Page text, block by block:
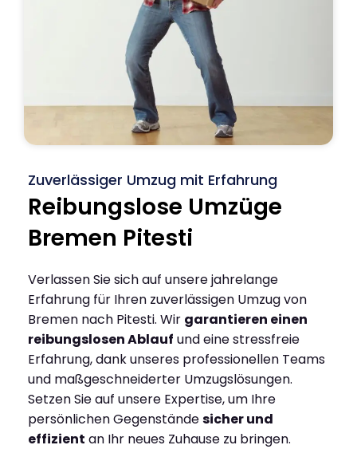
Zuverlässiger Umzug mit Erfahrung
Reibungslose Umzüge
Bremen Pitesti
Verlassen Sie sich auf unsere jahrelange
Erfahrung für Ihren zuverlässigen Umzug von
Bremen nach Pitesti. Wir garantieren einen
reibungslosen Ablauf und eine stressfreie
Erfahrung, dank unseres professionellen Teams
und maßgeschneiderter Umzugslösungen.
Setzen Sie auf unsere Expertise, um Ihre
persönlichen Gegenständesicher und
effizient an Ihr neues Zuhause zu bringen.